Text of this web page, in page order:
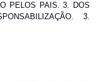
PELOS PAIS. 3. DOS
3.